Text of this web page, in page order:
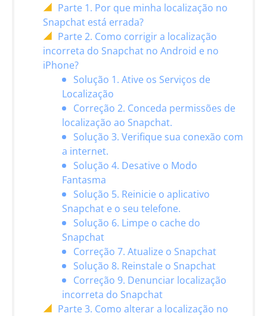
Parte 1. Por que minha localização no
Snapchat está errada?
Parte 2. Como corrigir a localização
incorreta do Snapchat no Android e no
iPhone?
Solução 1. Ative os Serviços de
Localização
Correção 2. Conceda permissões de
localização ao Snapchat.
Solução 3. Verifique sua conexão com
a internet.
Solução 4. Desative o Modo
Fantasma
Solução 5. Reinicie o aplicativo
Snapchat e o seu telefone.
Solução 6. Limpe o cache do
Snapchat
Correção 7. Atualize o Snapchat
Solução 8. Reinstale o Snapchat
Correção 9. Denunciar localização
incorreta do Snapchat
Parte 3. Como alterar a localização no